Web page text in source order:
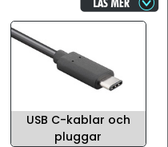
USB C-kablar och
pluggar